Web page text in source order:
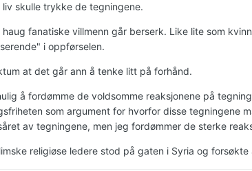
skulle trykke de tegningene.
fanatiske villmenn går berserk. Like lite som
i oppførselen.
at det går ann å tenke litt på forhånd.
å fordømme de voldsomme reaksjonene på
som argument for hvorfor disse tegningene
av tegningene, men jeg fordømmer de sterke
religiøse ledere stod på gaten i Syria og